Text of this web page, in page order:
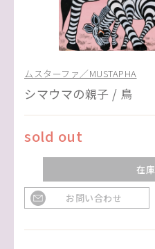
ムスターファ／MUSTAPHA
シマウマの親子 / 鳥
sold out
在
お問い合わせ